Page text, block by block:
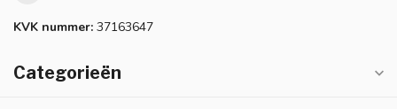
KVK nummer: 37163647
Categorieën